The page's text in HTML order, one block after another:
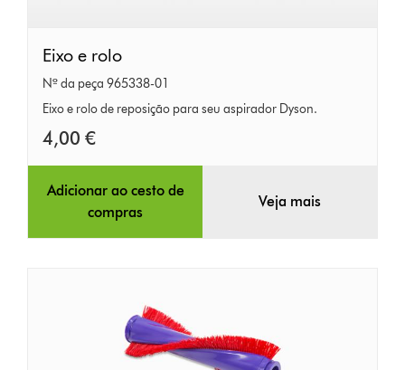
e
rolo
Eixo e rolo
Nº da peça 965338-01
Eixo e rolo de reposição para seu aspirador Dyson.
4,00 €
Adicionar ao cesto de
compras
Veja mais